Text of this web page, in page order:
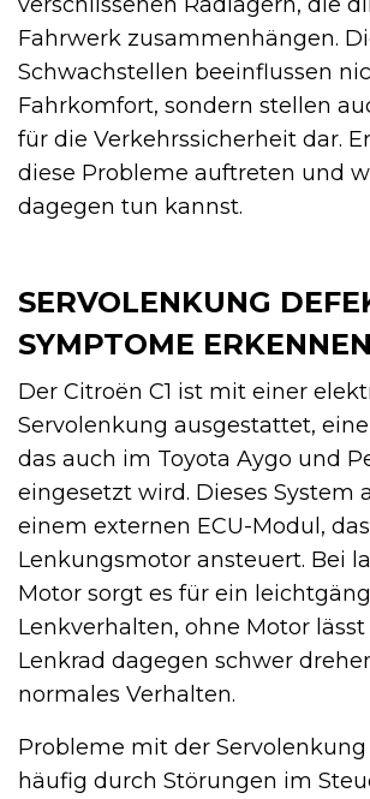
Fahrwerk zusammenhängen.
Schwachstellen beeinflussen
Fahrkomfort, sondern stellen
für die Verkehrssicherheit dar.
diese Probleme auftreten und
dagegen tun kannst.
SERVOLENKUNG
SYMPTOME ERKENNEN
Der Citroën C1 ist mit einer
Servolenkung ausgestattet,
das auch im Toyota Aygo und
eingesetzt wird. Dieses System
einem externen ECU-Modul,
Lenkungsmotor ansteuert. Bei
Motor sorgt es für ein
Lenkverhalten, ohne Motor lässt
Lenkrad dagegen schwer
normales Verhalten.
Probleme mit der
häufig durch Störungen im